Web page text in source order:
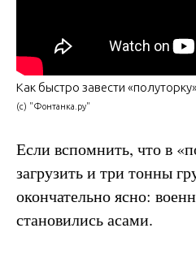
Как быстро завести
(с) "Фонтанка.ру"
Если вспомнить, что в
загрузить и три тонны
окончательно ясно:
становились асами.